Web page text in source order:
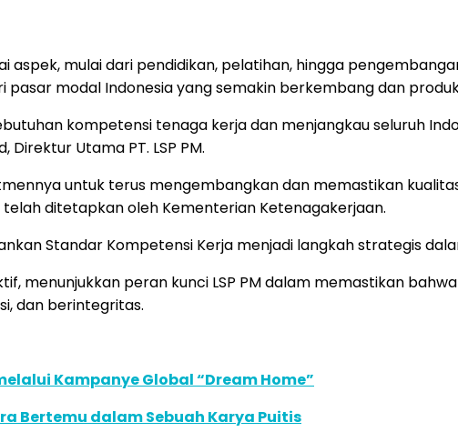
aspek, mulai dari pendidikan, pelatihan, hingga
pasar modal Indonesia yang semakin berkembang dan
kompetensi tenaga kerja dan menjangkau seluruh
Utama PT. LSP PM.
untuk terus mengembangkan dan memastikan
ditetapkan oleh Kementerian Ketenagakerjaan.
Standar Kompetensi Kerja menjadi langkah strategis
menunjukkan peran kunci LSP PM dalam memastikan
dan berintegritas.
Kampanye Global “Dream Home”
Bertemu dalam Sebuah Karya Puitis